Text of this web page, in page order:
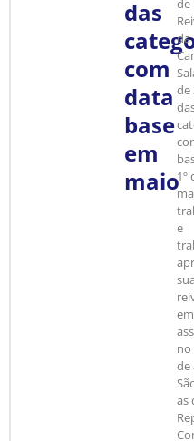
das
com
data
base
em
maio
de
da
de
1º
e
em
no
de
as